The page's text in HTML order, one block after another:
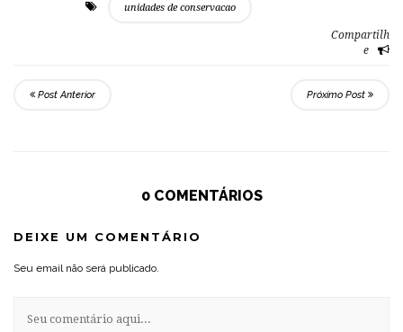
unidades de conservacao
Compartilh
e
Post Anterior Próximo Post
0 COMENTÁRIOS
DEIXE UM COMENTÁRIO
Seu email não será publicado.